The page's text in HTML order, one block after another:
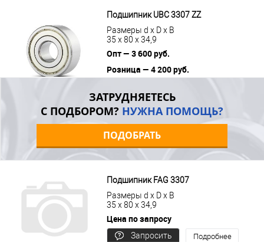
Подшипник UBC 3307 ZZ
Размеры d x D x B
35 x 80 x 34,9
Опт — 3 600 руб.
Розница — 4 200 руб.
ЗАТРУДНЯЕТЕСЬ
С ПОДБОРОМ? НУЖНА ПОМОЩЬ?
ПОДОБРАТЬ
Подшипник FAG 3307
Размеры d x D x B
35 x 80 x 34,9
Цена по запросу
Запросить
Подробнее